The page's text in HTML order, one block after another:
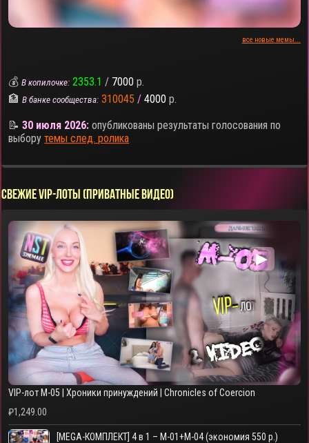
все новые мемы...
💰В копилочке: 2353.1 / 7000 р.
🏦В банке сообщества: 310045 / 4000 р.
📝30 июля 2026: опубликованы результаты голосования по
выборутемы след. ролика
СВЕЖИЕ VIP-ЛОТЫ (ПРИВАТНЫЕ ВИДЕО)
▶
VIP-лот M-05 | Хроники принуждений | Chronicles of Coercion
₽1,249.00
[MEGA-КОМПЛЕКТ] 4 в 1 – M-01+M-04 (экономия 550 р.)